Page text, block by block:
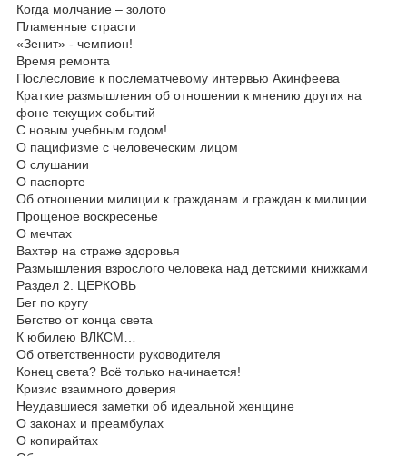
Когда молчание – золото
Пламенные страсти
«Зенит» - чемпион!
Время ремонта
Послесловие к послематчевому интервью Акинфеева
Краткие размышления об отношении к мнению других на
фоне текущих событий
С новым учебным годом!
О пацифизме с человеческим лицом
О слушании
О паспорте
Об отношении милиции к гражданам и граждан к милиции
Прощеное воскресенье
О мечтах
Вахтер на страже здоровья
Размышления взрослого человека над детскими книжками
Раздел 2. ЦЕРКОВЬ
Бег по кругу
Бегство от конца света
К юбилею ВЛКСМ…
Об ответственности руководителя
Конец света? Всё только начинается!
Кризис взаимного доверия
Неудавшиеся заметки об идеальной женщине
О законах и преамбулах
О копирайтах